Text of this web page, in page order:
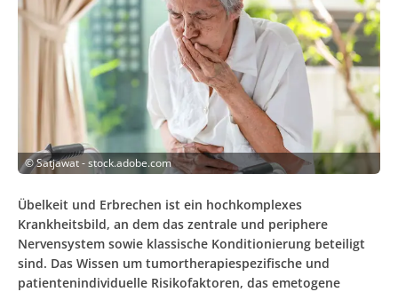
©Satjawat - stock.adobe.com
Übelkeit und Erbrechen ist ein hochkomplexes
Krankheitsbild, an dem das zentrale und periphere
Nervensystem sowie klassische Konditionierung beteiligt
sind. Das Wissen um tumortherapiespezifische und
patientenindividuelle Risikofaktoren, das emetogene